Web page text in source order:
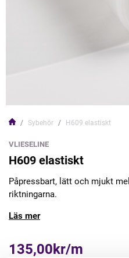
Sybehör H609 elastiskt
VLIESELINE
H609 elastiskt
Påpressbart, lätt och mjukt
riktningarna.
Läs mer
135,00kr/m